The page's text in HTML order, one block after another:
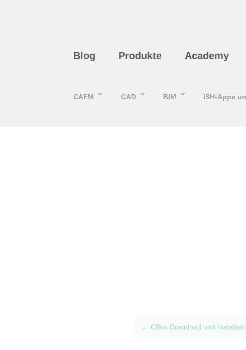
Blog Produkte Academy
CAFM CAD BIM ISH-Apps
←CBox Download und